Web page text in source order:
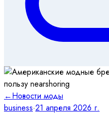
←Новости моды
business·21 апреля 2026 г.